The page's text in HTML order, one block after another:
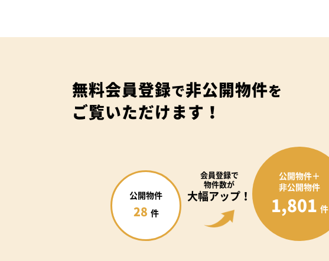
無料会員登録で非公開物件を
ご覧いただけます！
会員登録で
物件数が
大幅アップ！
公開物件
28 件
公開物件＋
非公開物件
1,801 件